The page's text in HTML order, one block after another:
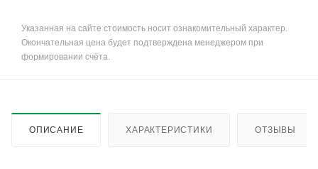
Указанная на сайте стоимость носит ознакомительный характер.
Окончательная цена будет подтверждена менеджером при
формировании счёта.
ОПИСАНИЕ ХАРАКТЕРИСТИКИ ОТЗЫВЫ